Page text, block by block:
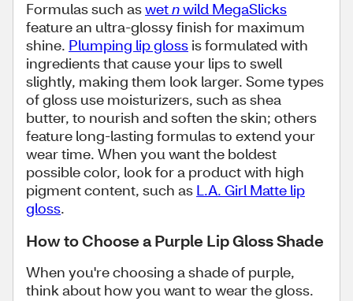
Formulas such aswetnwild MegaSlicks
feature an ultra-glossy finish for maximum
shine. Plumping lip gloss is formulated with
ingredients that cause your lips to swell
slightly, making them look larger. Some types
of gloss use moisturizers, such as shea
butter, to nourish and soften the skin; others
feature long-lasting formulas to extend your
wear time. When you want the boldest
possible color, look for a product with high
pigment content, such as L.A. Girl Matte lip
gloss.
How to Choose a Purple Lip Gloss Shade
When you're choosing a shade of purple,
think about how you want to wear the gloss.